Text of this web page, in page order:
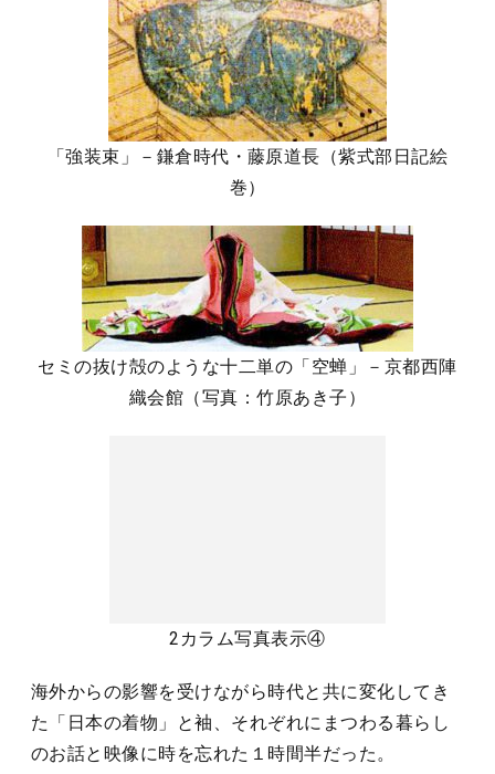
「強装束」－鎌倉時代・藤原道長（紫式部日記絵
巻）
セミの抜け殻のような十二単の「空蝉」－京都西陣
織会館（写真：竹原あき子）
2カラム写真表示④
海外からの影響を受けながら時代と共に変化してき
た「日本の着物」と袖、それぞれにまつわる暮らし
のお話と映像に時を忘れた１時間半だった。